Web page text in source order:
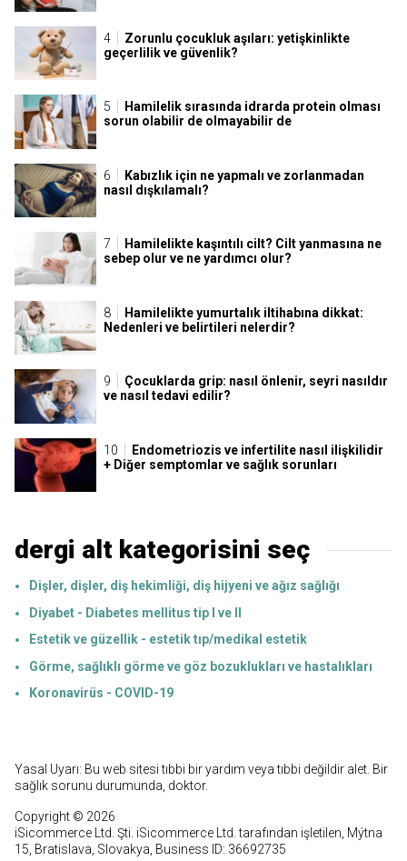
Zorunlu çocukluk aşıları: yetişkinlikte
geçerlilik ve güvenlik?
Hamilelik sırasında idrarda protein olması
sorun olabilir de olmayabilir de
Kabızlık için ne yapmalı ve zorlanmadan
nasıl dışkılamalı?
Hamilelikte kaşıntılı cilt? Cilt yanmasına ne
sebep olur ve ne yardımcı olur?
Hamilelikte yumurtalık iltihabına dikkat:
Nedenleri ve belirtileri nelerdir?
Çocuklarda grip: nasıl önlenir, seyri nasıldır
ve nasıl tedavi edilir?
Endometriozis ve infertilite nasıl ilişkilidir
+ Diğer semptomlar ve sağlık sorunları
dergi alt kategorisini seç
Dişler, dişler, diş hekimliği, diş hijyeni ve ağız sağlığı
Diyabet - Diabetes mellitus tip I ve II
Estetik ve güzellik - estetik tıp/medikal estetik
Görme, sağlıklı görme ve göz bozuklukları ve hastalıkları
Koronavirüs - COVID-19
Yasal Uyarı: Bu web sitesi tıbbi bir yardım veya tıbbi değildir alet. Bir
sağlık sorunu durumunda, doktor.
Copyright © 2026
iSicommerce Ltd. Şti. iSicommerce Ltd. tarafından işletilen, Mýtna
15, Bratislava, Slovakya, Business ID: 36692735